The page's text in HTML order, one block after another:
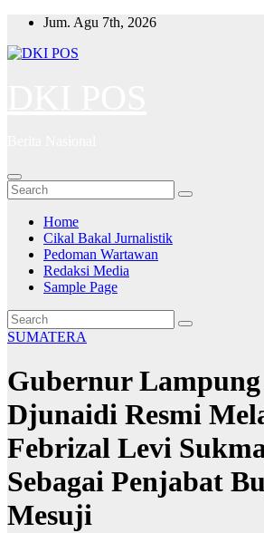
Skip
content
Jum. Agu 7th, 2026
Home
Cikal Bakal Jurnalistik
Pedoman Wartawan
Redaksi Media
Sample Page
SUMATERA
Gubernur
Djunaidi Resmi
Febrizal Levi
Sebagai Penjabat
Mesuji